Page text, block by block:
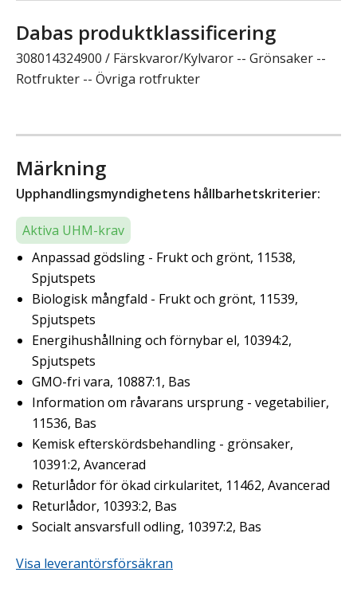
Dabas produktklassificering
308014324900 / Färskvaror/Kylvaror -- Grönsaker --
Rotfrukter -- Övriga rotfrukter
Märkning
Upphandlingsmyndighetens hållbarhetskriterier:
Aktiva UHM-krav
Anpassad gödsling - Frukt och grönt, 11538,
Spjutspets
Biologisk mångfald - Frukt och grönt, 11539,
Spjutspets
Energihushållning och förnybar el, 10394:2,
Spjutspets
GMO-fri vara, 10887:1, Bas
Information om råvarans ursprung - vegetabilier,
11536, Bas
Kemisk efterskördsbehandling - grönsaker,
10391:2, Avancerad
Returlådor för ökad cirkularitet, 11462, Avancerad
Returlådor, 10393:2, Bas
Socialt ansvarsfull odling, 10397:2, Bas
Visa leverantörsförsäkran